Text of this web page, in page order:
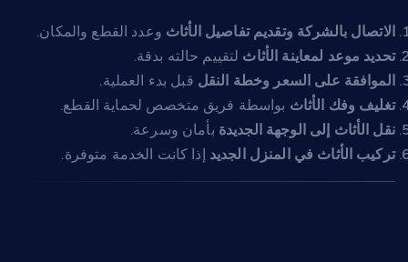
الاتصال بالشركة وتقديم تفاصيل الأثاث وعدد القطع والمكان.
تحديد موعد لمعاينة الأثاث لتقييم حالته بدقة.
الموافقة على السعر وخطة النقل قبل بدء العملية.
تغليف وفك الأثاث بواسطة فريق متخصص لحماية القطع.
نقل الأثاث إلى الوجهة الجديدة بأمان وسرعة.
تركيب الأثاث في المنزل الجديد إذا كانت الخدمة متوفرة.